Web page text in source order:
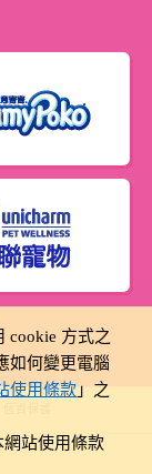
cookie 方式之
如何變更電腦
使用條款 」之
站使用條款